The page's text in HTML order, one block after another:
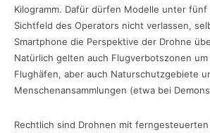
Kilogramm. Dafür dürfen Modelle unter fünf
Sichtfeld des Operators nicht verlassen,
Smartphone die Perspektive der Drohne
Natürlich gelten auch Flugverbotszonen um
Flughäfen, aber auch Naturschutzgebiete
Menschenansammlungen (etwa bei
Rechtlich sind Drohnen mit